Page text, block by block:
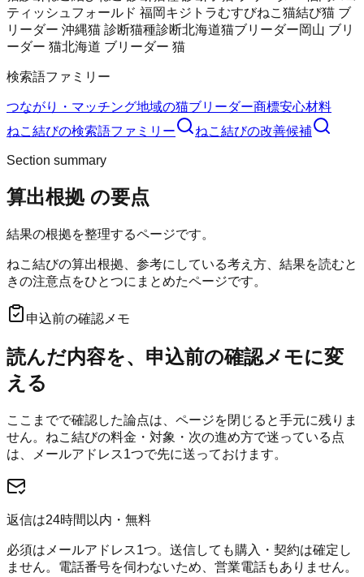
ティッシュフォールド 福岡キジトラむすびねこ 猫結び猫 ブ
リーダー 沖縄猫 診断猫種診断北海道猫ブリーダー岡山 ブリ
ーダー 猫北海道 ブリーダー 猫
検索語ファミリー
つながり・マッチング地域の猫ブリーダー商標安心材料
ねこ結びの検索語ファミリー ねこ結びの改善候補
Section summary
算出根拠の要点
結果の根拠を整理するページです。
ねこ結びの算出根拠、参考にしている考え方、結果を読むと
きの注意点をひとつにまとめたページです。
申込前の確認メモ
読んだ内容を、申込前の確認メモに変
える
ここまでで確認した論点は、ページを閉じると手元に残りま
せん。 ねこ結びの料金・対象・次の進め方で迷っている点
は、メールアドレス1つで先に送っておけます。
返信は24時間以内・無料
必須はメールアドレス1つ。送信しても購入・契約は確定し
ません。電話番号を伺わないため、営業電話もありません。